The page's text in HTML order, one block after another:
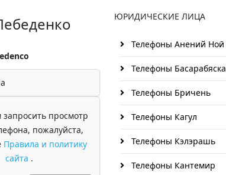
просмотр
пожалуйста,
Правила и политику
сайта .
ЮРИДИЧЕСКИЕ ЛИЦА
Телефоны Анений Ноӣ
Телефоны Басарабяска
Телефоны Бричень
Телефоны Кагул
Телефоны Кэлэрашь
Телефоны Кантемир